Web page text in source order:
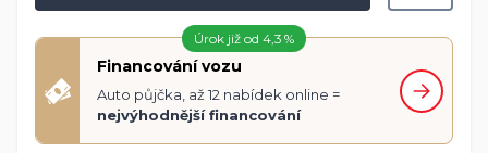
Úrok již od 4,3 %
Financování vozu
Auto půjčka, až 12 nabídek online =
nejvýhodnější financování